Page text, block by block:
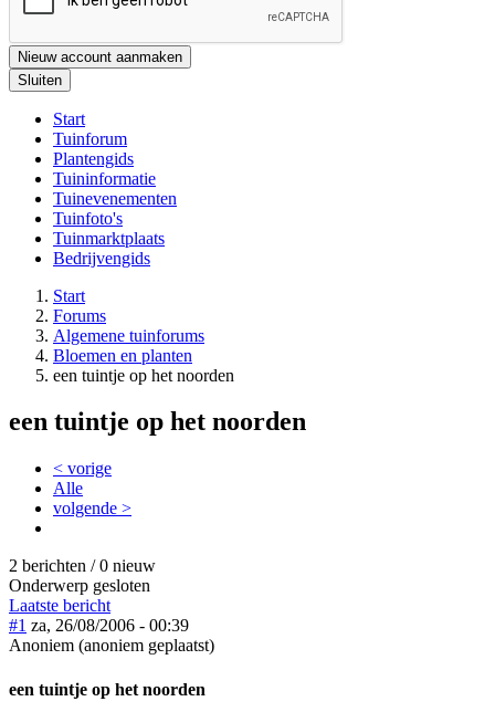
Nieuw account aanmaken
Sluiten
Start
Tuinforum
Plantengids
Tuininformatie
Tuinevenementen
Tuinfoto's
Tuinmarktplaats
Bedrijvengids
Start
Forums
Algemene tuinforums
Bloemen en planten
een tuintje op het noorden
een tuintje op het noorden
< vorige
Alle
volgende >
2 berichten / 0 nieuw
Onderwerp gesloten
Laatste bericht
#1 za, 26/08/2006 - 00:39
Anoniem (anoniem geplaatst)
een tuintje op het noorden